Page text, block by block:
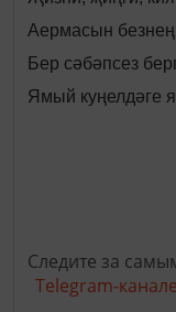
Аермасын
Бер сәбәпсез
Ямый куңелдәге
Следите за
Telegram-канале